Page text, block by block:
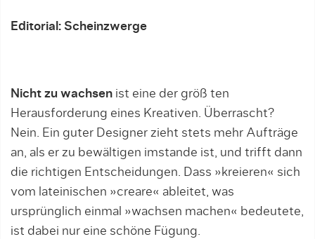
Editorial: Scheinzwerge
Nicht zu wachsen ist eine der größ ten
Herausforderung eines Kreativen. Überrascht?
Nein. Ein guter Designer zieht stets mehr Aufträge
an, als er zu bewältigen imstande ist, und trifft dann
die richtigen Entscheidungen. Dass »kreieren« sich
vom lateinischen »creare« ableitet, was
ursprünglich einmal »wachsen machen« bedeutete,
ist dabei nur eine schöne Fügung.